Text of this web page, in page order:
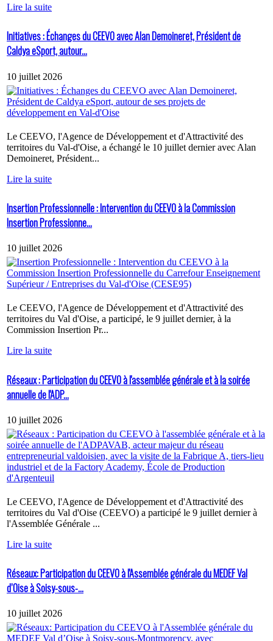
Lire la suite
Initiatives : Échanges du CEEVO avec Alan Demoineret, Président de
Caldya eSport, autour...
10 juillet 2026
Le CEEVO, l'Agence de Développement et d'Attractivité des
territoires du Val-d'Oise, a échangé le 10 juillet dernier avec Alan
Demoineret, Président...
Lire la suite
Insertion Professionnelle : Intervention du CEEVO à la Commission
Insertion Professionne...
10 juillet 2026
Le CEEVO, l'Agence de Développement et d'Attractivité des
territoires du Val d'Oise, a participé, le 9 juillet dernier, à la
Commission Insertion Pr...
Lire la suite
Réseaux : Participation du CEEVO à l'assemblée générale et à la soirée
annuelle de l'ADP...
10 juillet 2026
Le CEEVO, l'Agence de Développement et d'Attractivité des
territoires du Val d'Oise (CEEVO) a participé le 9 juillet dernier à
l'Assemblée Générale ...
Lire la suite
Réseaux: Participation du CEEVO à l'Assemblée générale du MEDEF Val
d’Oise à Soisy-sous-...
10 juillet 2026